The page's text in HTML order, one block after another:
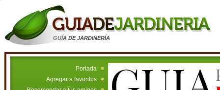
GUÍA DE JARDINERÍA
Portada
Agregar a favoritos